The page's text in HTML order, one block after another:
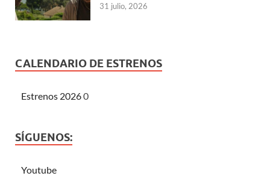
31 julio, 2026
CALENDARIO DE ESTRENOS
Estrenos 20260
SÍGUENOS:
Youtube